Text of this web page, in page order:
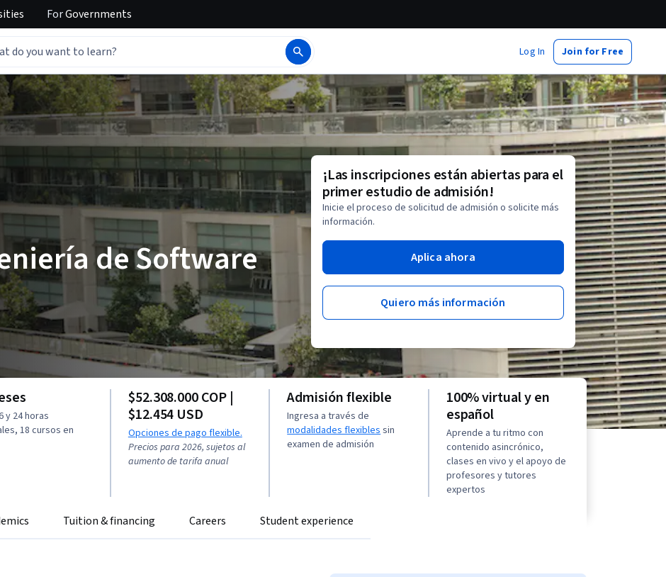
ForGovernments
Log In Join for Free
de Software
¡Las inscripciones están abiertas para el
primer estudio de admisión!
Inicie el proceso de solicitud de admisión o solicite más
información.
Aplica ahora
Quiero más información
y 24 horas
18 cursos en
$52.308.000 COP |
$12.454 USD
Opciones de pago flexible.
Precios para 2026, sujetos al
aumento de tarifa anual
Admisión flexible
Ingresa a través de
modalidades flexiblessin
examen de admisión
100% virtual y en
español
Aprende a tu ritmo con
contenido asincrónico,
clases en vivo y el apoyo de
profesores y tutores
expertos
Tuition & financing Careers Student experience